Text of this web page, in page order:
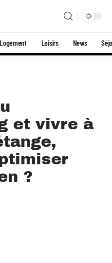
Logement Loisirs News
et vivre à
?